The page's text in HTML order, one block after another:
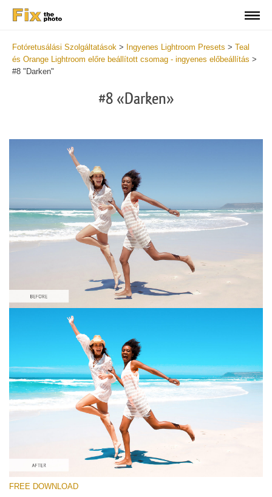
Fotóretusálási Szolgáltatások > Ingyenes Lightroom Presets > Teal
és Orange Lightroom előre beállított csomag - ingyenes előbeállítás >
#8 "Darken"
#8 «Darken»
Kérlek, válassz
Orange&Teal Lightroom Preset #8
(25 Lr Presets)
Luxe Wedding
Must-Have Collection
(1432 Lr Presets)
FREE DOWNLOAD